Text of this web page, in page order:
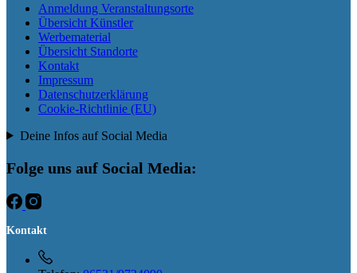
Anmeldung Veranstaltungsorte
Übersicht Künstler
Werbematerial
Übersicht Standorte
Kontakt
Impressum
Datenschutzerklärung
Cookie-Richtlinie (EU)
Deine Infos auf Social Media
Folge uns auf Social Media:
Kontakt